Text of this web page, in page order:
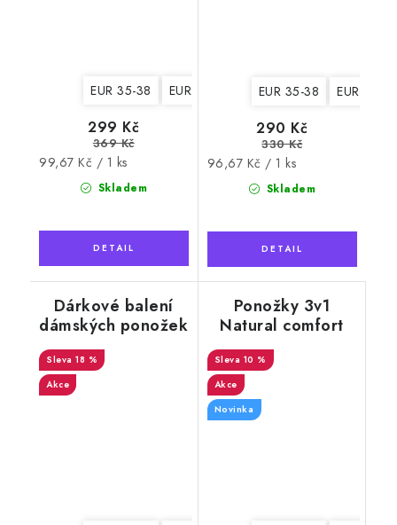
EUR 35-38 EUR 39-42
Skladem
299 Kč
369 Kč
Měrná
99,67 Kč / 1 ks
EUR 35-38 EUR 39-
Skladem
290 Kč
330 Kč
Měrná
96,67 Kč / 1 ks
Dárkové balení
dámských ponožek
3v1 NATURAL
Wooline Wool 10
18 %
Akce
Ponožky 3v1
Natural comfort
hebké dámské 2
10 %
Akce
Novinka